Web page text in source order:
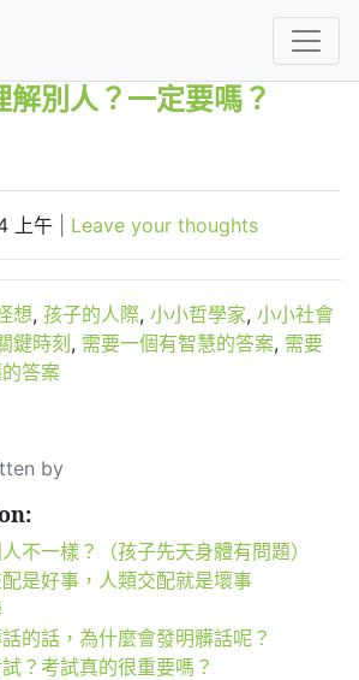
別人？一定要嗎？
上午 Leave your thoughts
想, 孩子的人際, 小小哲學家, 小小社會
鍵時刻 , 需要一個有智慧的答案, 需要
答案
by
不一樣？（孩子先天身體有問題）
是好事，人類交配就是壞事
的話，為什麼會發明髒話呢？
？考試真的很重要嗎？